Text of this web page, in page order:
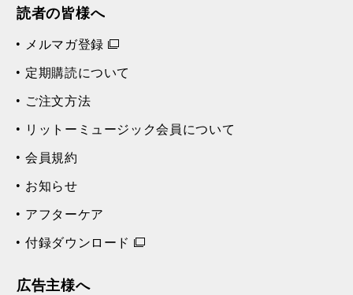
読者の皆様へ
メルマガ登録
定期購読について
ご注文方法
リットーミュージック会員について
会員規約
お知らせ
アフターケア
付録ダウンロード
広告主様へ